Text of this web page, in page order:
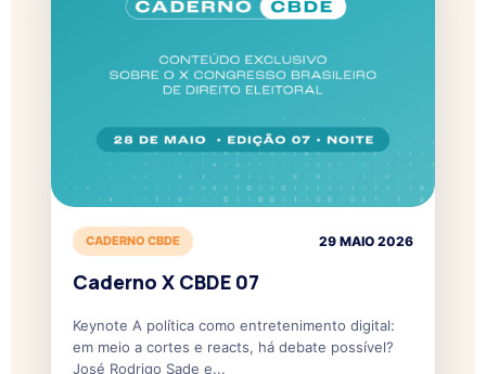
CADERNO CBDE 29 MAIO 2026
Caderno X CBDE 07
Keynote A política como entretenimento digital:
em meio a cortes e reacts, há debate possível?
José Rodrigo Sade e...